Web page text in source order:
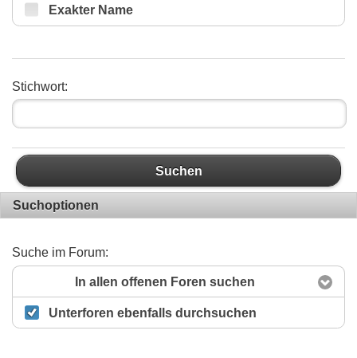
Exakter Name
Stichwort:
Suchen
Suchoptionen
Suche im Forum:
In allen offenen Foren suchen
Unterforen ebenfalls durchsuchen